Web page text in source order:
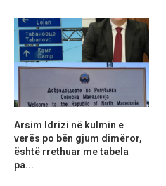
Arsim Idrizi në kulmin e
verës po bën gjum dimëror,
është rrethuar me tabela
pa...